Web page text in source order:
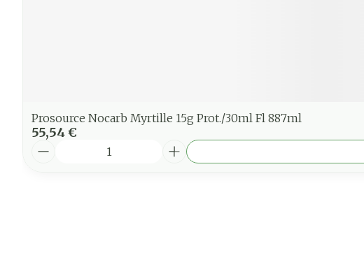
Prosource Nocarb Myrtille 15g Prot./30ml Fl 887ml
55,54 €